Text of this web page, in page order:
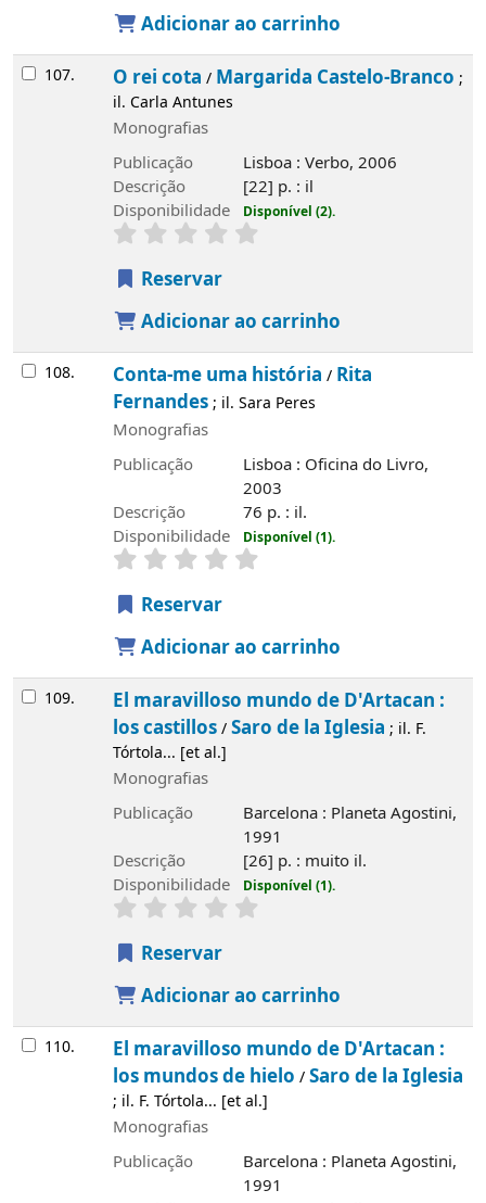
Adicionar ao carrinho
107. O rei cota / Margarida Castelo-Branco ;
il. Carla Antunes
Monografias
Publicação
Lisboa : Verbo, 2006
Descrição
[22] p. : il
Disponibilidade
Disponível (2).
Reservar
Adicionar ao carrinho
108. Conta-me uma história / Rita
Fernandes; il. Sara Peres
Monografias
Publicação
Lisboa : Oficina do Livro,
2003
Descrição
76 p. : il.
Disponibilidade
Disponível (1).
Reservar
Adicionar ao carrinho
109.
El maravilloso mundo de D'Artacan :
los castillos/Saro de la Iglesia ; il. F.
Tórtola... [et al.]
Monografias
Publicação
Barcelona : Planeta Agostini,
1991
Descrição
[26] p. : muito il.
Disponibilidade
Disponível (1).
Reservar
Adicionar ao carrinho
110.
El maravilloso mundo de D'Artacan :
los mundos de hielo /Saro de la Iglesia
; il. F. Tórtola... [et al.]
Monografias
Publicação
Barcelona : Planeta Agostini,
1991